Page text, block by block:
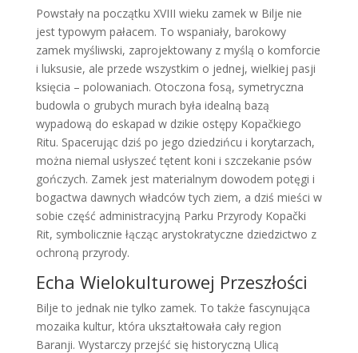
Powstały na początku XVIII wieku zamek w Bilje nie
jest typowym pałacem. To wspaniały, barokowy
zamek myśliwski, zaprojektowany z myślą o komforcie
i luksusie, ale przede wszystkim o jednej, wielkiej pasji
księcia – polowaniach. Otoczona fosą, symetryczna
budowla o grubych murach była idealną bazą
wypadową do eskapad w dzikie ostępy Kopačkiego
Ritu. Spacerując dziś po jego dziedzińcu i korytarzach,
można niemal usłyszeć tętent koni i szczekanie psów
gończych. Zamek jest materialnym dowodem potęgi i
bogactwa dawnych władców tych ziem, a dziś mieści w
sobie część administracyjną Parku Przyrody Kopački
Rit, symbolicznie łącząc arystokratyczne dziedzictwo z
ochroną przyrody.
Echa Wielokulturowej Przeszłości
Bilje to jednak nie tylko zamek. To także fascynująca
mozaika kultur, która ukształtowała cały region
Baranji. Wystarczy przejść się historyczną Ulicą